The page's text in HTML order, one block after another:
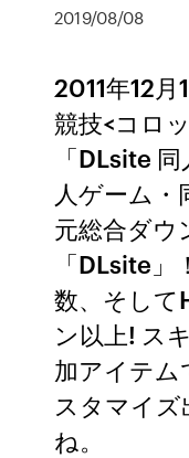
2019/08/08
2011年12
競技<コロ
「DLsite
人ゲーム・
元総合ダウ
「DLsite
数、そして
ン以上! ス
加アイテム
スタマイ
ね。